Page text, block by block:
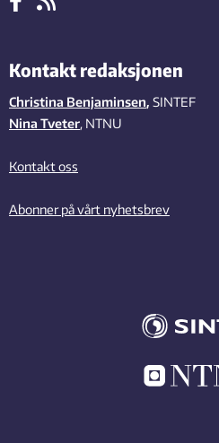
Kontakt redaksjonen
Christina Benjaminsen, SINTEF
Nina Tveter, NTNU
Kontakt oss
Abonner på vårt nyhetsbrev